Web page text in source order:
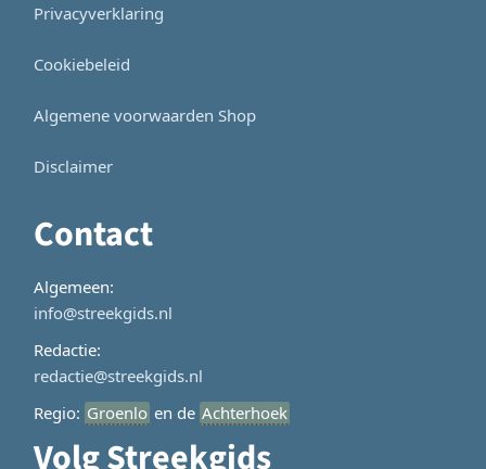
Privacyverklaring
Cookiebeleid
Algemene voorwaarden Shop
Disclaimer
Contact
Algemeen:
info@streekgids.nl
Redactie:
redactie@streekgids.nl
Regio: Groenlo en de Achterhoek
Volg Streekgids